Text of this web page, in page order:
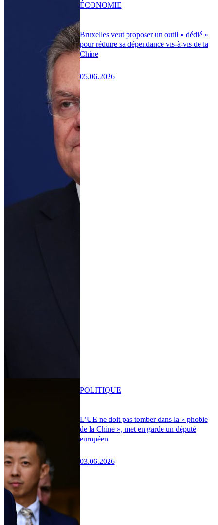
Bruxelles veut proposer un outil « dédié »
pour réduire sa dépendance vis-à-vis de la
Chine
05.06.2026
ÉCONOMIE
L’UE ne doit pas tomber dans la « phobie
de la Chine », met en garde un député
européen
03.06.2026
POLITIQUE